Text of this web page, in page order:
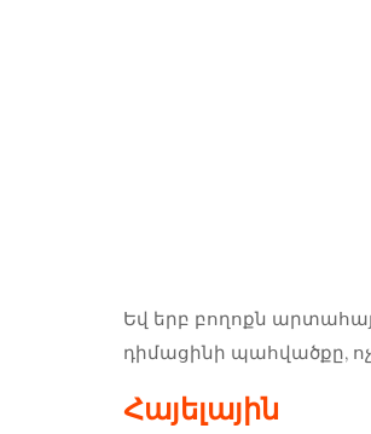
Եվ երբ բողոքն
դիմացինի պահվածքը,
Հայելային